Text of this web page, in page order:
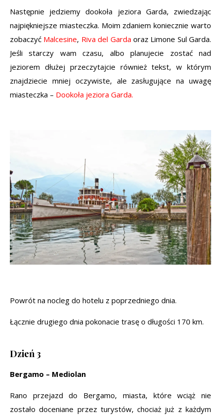
Następnie jedziemy dookoła jeziora Garda, zwiedzając
najpiękniejsze miasteczka. Moim zdaniem koniecznie warto
zobaczyć Malcesine, Riva del Garda oraz Limone Sul Garda.
Jeśli starczy wam czasu, albo planujecie zostać nad
jeziorem dłużej przeczytajcie również tekst, w którym
znajdziecie mniej oczywiste, ale zasługujące na uwagę
miasteczka – Dookoła jeziora Garda.
Powrót na nocleg do hotelu z poprzedniego dnia.
Łącznie drugiego dnia pokonacie trasę o długości 170 km.
Dzień 3
Bergamo – Mediolan
Rano przejazd do Bergamo, miasta, które wciąż nie
zostało doceniane przez turystów, chociaż już z każdym